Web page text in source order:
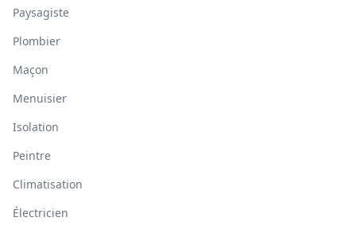
Paysagiste
Plombier
Maçon
Menuisier
Isolation
Peintre
Climatisation
Électricien